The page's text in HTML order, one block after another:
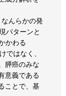
んらかの発
パターンと
かわる
ではなく、
膵癌のみな
意義である
ことで、基